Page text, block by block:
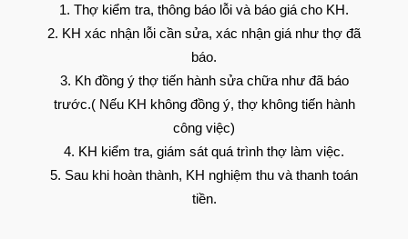
Thợ kiểm tra, thông báo lỗi và báo giá cho KH.
KH xác nhận lỗi cần sửa, xác nhận giá như thợ đã
báo.
Kh đồng ý thợ tiến hành sửa chữa như đã báo
trước.( Nếu KH không đồng ý, thợ không tiến hành
công việc)
KH kiểm tra, giám sát quá trình thợ làm việc.
Sau khi hoàn thành, KH nghiệm thu và thanh toán
tiền.